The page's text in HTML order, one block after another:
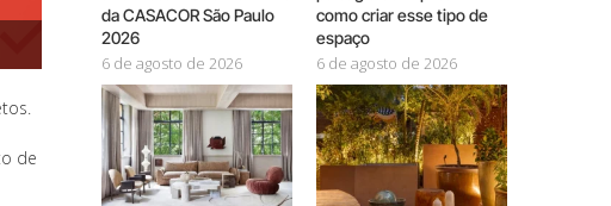
de
da CASACOR São Paulo
2026
6 de agosto de 2026
como criar esse tipo de
espaço
6 de agosto de 2026